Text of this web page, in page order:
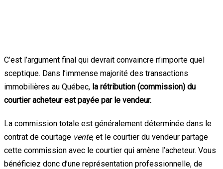
C’est l’argument final qui devrait convaincre n’importe quel
sceptique. Dans l’immense majorité des transactions
immobilières au Québec, la rétribution (commission) du
courtier acheteur est payée par le vendeur.
La commission totale est généralement déterminée dans le
contrat de courtage vente, et le courtier du vendeur partage
cette commission avec le courtier qui amène l’acheteur. Vous
bénéficiez donc d’une représentation professionnelle, de